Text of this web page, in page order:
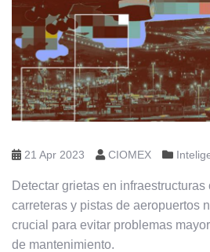
21 Apr 2023 CIOMEX
Detectar grietas en
carreteras y pistas de aeropuertos
crucial para evitar problemas
de mantenimiento.